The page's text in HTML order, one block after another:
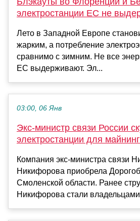
электростанции ЕС не
Лето в Западной Европе
жарким, а потребление
сравнимо с зимним. Не все
ЕС выдерживают. Эл...
03:00, 06 Янв
Экс-министр связи России
электростанции для
Компания экс-министра связи
Никифорова приобрела
Смоленской области. Ранее
Никифорова стали владельцами